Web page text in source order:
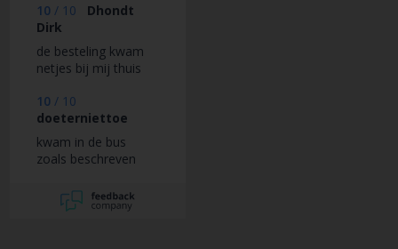
10 / 10
Dhondt
Dirk
de besteling kwam
netjes bij mij thuis
10 / 10
doeterniettoe
kwam in de bus
zoals beschreven